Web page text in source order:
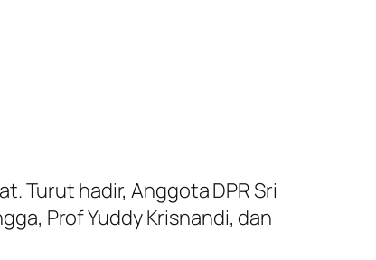
Turut hadir, Anggota DPR Sri
Prof Yuddy Krisnandi, dan